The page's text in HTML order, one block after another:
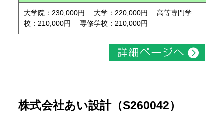
大学院：230,000円 大学：220,000円 高等専門学
校：210,000円 専修学校：210,000円
株式会社あい設計（S260042）